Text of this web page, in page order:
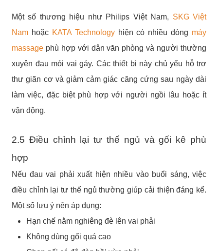
Một số thương hiệu như Philips Việt Nam, SKG Việt
Nam hoặc KATA Technologyhiện có nhiều dòng máy
massage phù hợp với dân văn phòng và người thường
xuyên đau mỏi vai gáy. Các thiết bị này chủ yếu hỗ trợ
thư giãn cơ và giảm cảm giác căng cứng sau ngày dài
làm việc, đặc biệt phù hợp với người ngồi lâu hoặc ít
vận động.
2.5 Điều chỉnh lại tư thế ngủ và gối kê phù
hợp
Nếu đau vai phải xuất hiện nhiều vào buổi sáng, việc
điều chỉnh lại tư thế ngủ thường giúp cải thiện đáng kể.
Một số lưu ý nên áp dụng:
Hạn chế nằm nghiêng đè lên vai phải
Không dùng gối quá cao